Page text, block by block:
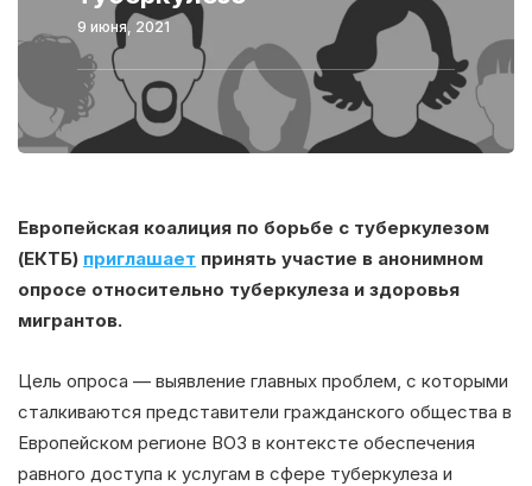
9 июня, 2021
Европейская коалиция по борьбе с туберкулезом
(ЕКТБ) приглашает принять участие в анонимном
опросе относительно туберкулеза и здоровья
мигрантов.
Цель опроса — выявление главных проблем, с которыми
сталкиваются представители гражданского общества в
Европейском регионе ВОЗ в контексте обеспечения
равного доступа к услугам в сфере туберкулеза и